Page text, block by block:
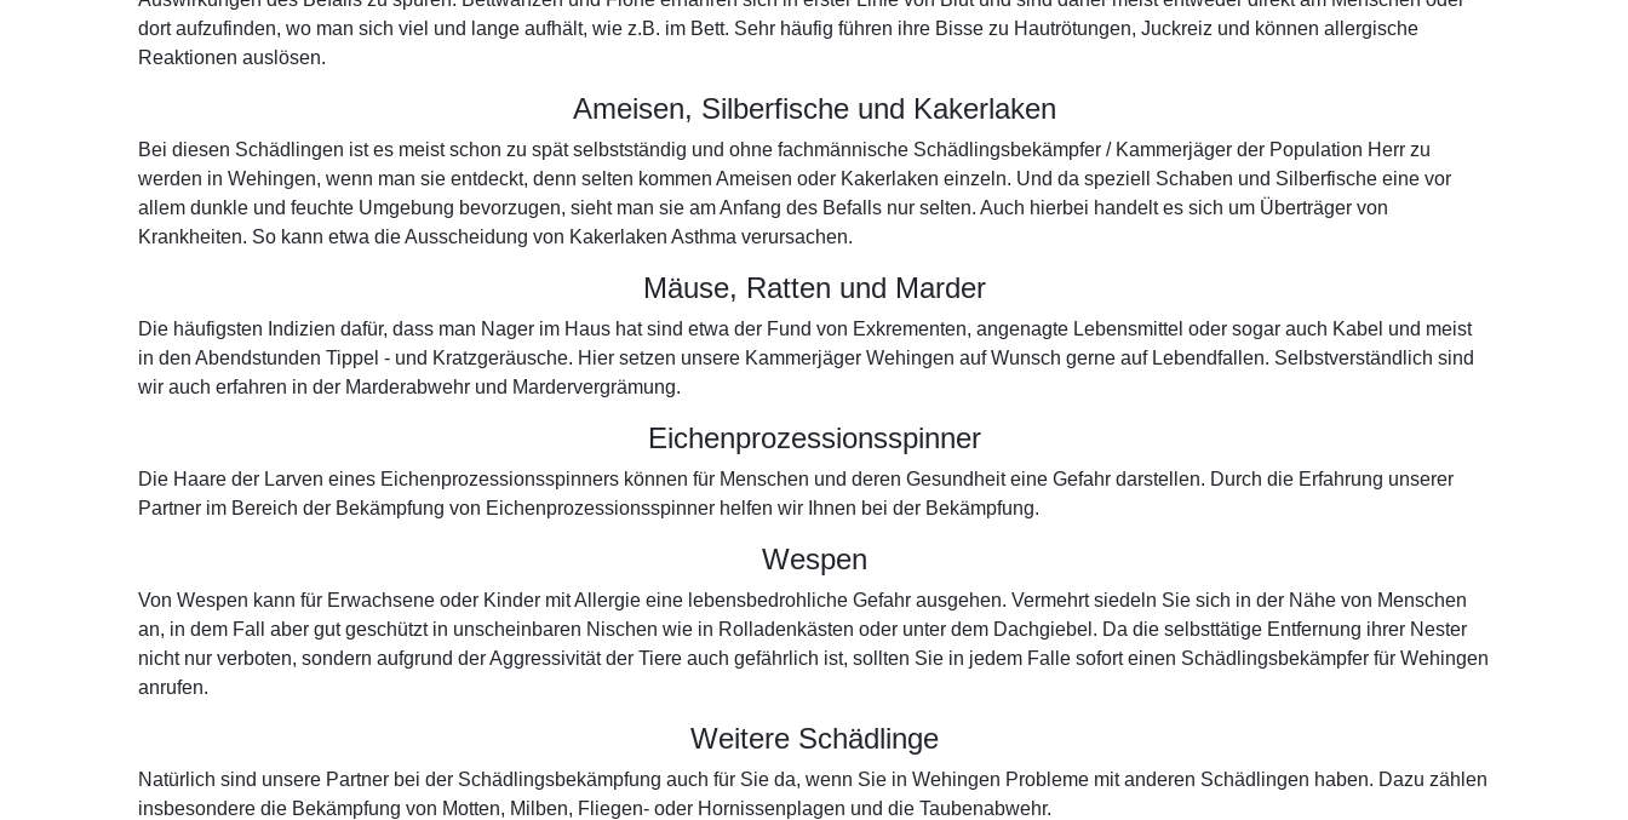
dort aufzufinden, wo man sich viel und lange aufhält, wie z.B. im Bett. Sehr häufig führen ihre Bisse zu Hautrötungen, Juckreiz und können allergische
Reaktionen auslösen.
Ameisen, Silberfische und Kakerlaken
Bei diesen Schädlingen ist es meist schon zu spät selbstständig und ohne fachmännische Schädlingsbekämpfer / Kammerjäger der Population Herr zu
werden in Wehingen, wenn man sie entdeckt, denn selten kommen Ameisen oder Kakerlaken einzeln. Und da speziell Schaben und Silberfische eine vor
allem dunkle und feuchte Umgebung bevorzugen, sieht man sie am Anfang des Befalls nur selten. Auch hierbei handelt es sich um Überträger von
Krankheiten. So kann etwa die Ausscheidung von Kakerlaken Asthma verursachen.
Mäuse, Ratten und Marder
Die häufigsten Indizien dafür, dass man Nager im Haus hat sind etwa der Fund von Exkrementen, angenagte Lebensmittel oder sogar auch Kabel und meist
in den Abendstunden Tippel - und Kratzgeräusche. Hier setzen unsere Kammerjäger Wehingen auf Wunsch gerne auf Lebendfallen. Selbstverständlich sind
wir auch erfahren in der Marderabwehr und Mardervergrämung.
Eichenprozessionsspinner
Die Haare der Larven eines Eichenprozessionsspinners können für Menschen und deren Gesundheit eine Gefahr darstellen. Durch die Erfahrung unserer
Partner im Bereich der Bekämpfung von Eichenprozessionsspinner helfen wir Ihnen bei der Bekämpfung.
Wespen
Von Wespen kann für Erwachsene oder Kinder mit Allergie eine lebensbedrohliche Gefahr ausgehen. Vermehrt siedeln Sie sich in der Nähe von Menschen
an, in dem Fall aber gut geschützt in unscheinbaren Nischen wie in Rolladenkästen oder unter dem Dachgiebel. Da die selbsttätige Entfernung ihrer Nester
nicht nur verboten, sondern aufgrund der Aggressivität der Tiere auch gefährlich ist, sollten Sie in jedem Falle sofort einen Schädlingsbekämpfer für Wehingen
anrufen.
Weitere Schädlinge
Natürlich sind unsere Partner bei der Schädlingsbekämpfung auch für Sie da, wenn Sie in Wehingen Probleme mit anderen Schädlingen haben. Dazu zählen
insbesondere die Bekämpfung von Motten, Milben, Fliegen- oder Hornissenplagen und die Taubenabwehr.